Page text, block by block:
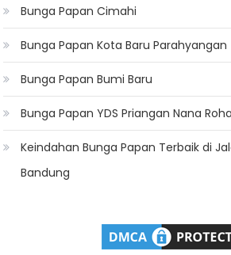
Bunga Papan Cimahi
Bunga Papan Kota Baru Parahyangan
Bunga Papan Bumi Baru
Bunga Papan YDS Priangan Nana
Keindahan Bunga Papan Terbaik di
Bandung